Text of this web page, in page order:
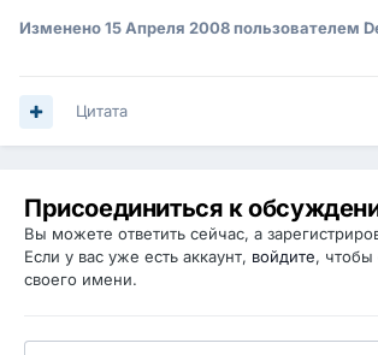
Изменено15 Апреля 2008пользователем
Цитата
Присоединиться к
Вы можете ответить сейчас, а
Если у вас уже есть аккаунт, войдите, чтобы
своего имени.